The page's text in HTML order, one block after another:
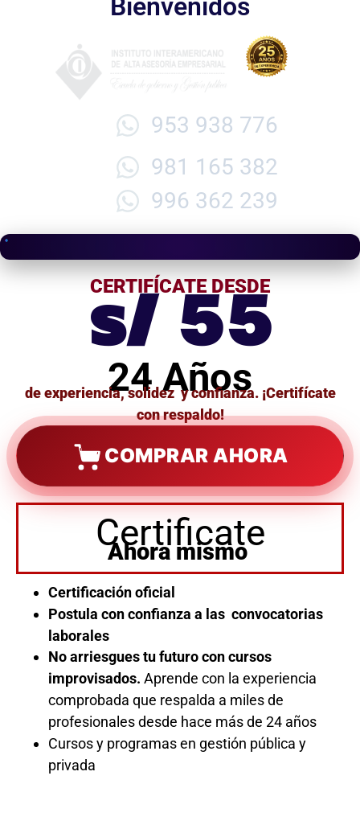
Bienvenidos
953 938 776
981 165 382
996 362 239
CERTIFÍCATE DESDE
s/ 55
24 Años
de experiencia, solidez y confianza. ¡Certifícate
con respaldo!
COMPRAR AHORA
Certificate
Ahora mismo
Certificación oficial
Postula con confianza a las convocatorias
laborales
No arriesgues tu futuro con cursos
improvisados. Aprende con la experiencia
comprobada que respalda a miles de
profesionales desde hace más de 24 años
Cursos y programas en gestión pública y
privada